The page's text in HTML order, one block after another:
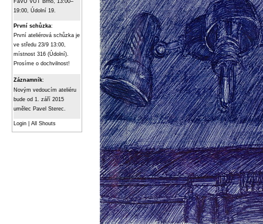
19:00, Údolní 19.
První schůzka:
První ateliérová schůzka je
ve středu 23/9 13:00,
místnost 316 (Údolní).
Prosíme o dochvilnost!
Záznamník:
Novým vedoucím ateliéru
bude od 1. září 2015
umělec Pavel Sterec.
Login All Shouts